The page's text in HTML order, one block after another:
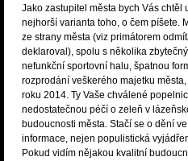
Jako zastupitel města bych Vás
nejhorší varianta toho, o čem píšete.
ze strany města (viz primátorem
deklaroval), spolu s několika
nefunkční sportovní halu, špatnou
rozprodání veškerého majetku
roku 2014. Ty Vaše chválené
nedostatečnou péčí o zeleň v
budoucnosti města. Stačí se o dění
informace, nejen populistická
Pokud vidím nějakou kvalitní